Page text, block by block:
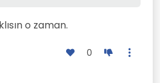
o zaman.
0